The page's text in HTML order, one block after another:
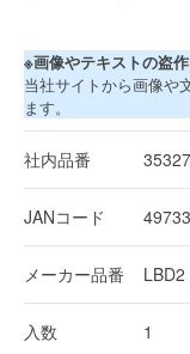
※画像やテキストの盗
当社サイトから画像や
ます。
社内品番
JANコード
メーカー品番 LBD2
入数 1